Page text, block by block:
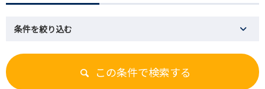
条件を絞り込む
この条件で検索する